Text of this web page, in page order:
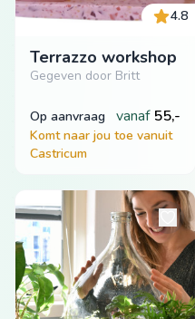
4.8
Terrazzo workshop
Gegeven door Britt
op aanvraag vanaf 55,-
Komt naar jou toe vanuit
Castricum